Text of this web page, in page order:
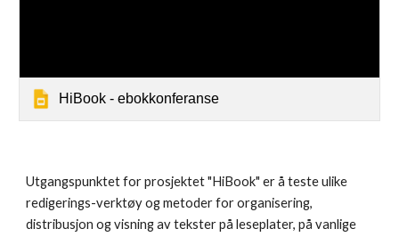
HiBook - ebokkonferanse
Utgangspunktet for prosjektet "HiBook" er å teste ulike
redigerings-verktøy og metoder for organisering,
distribusjon og visning av tekster på leseplater, på vanlige